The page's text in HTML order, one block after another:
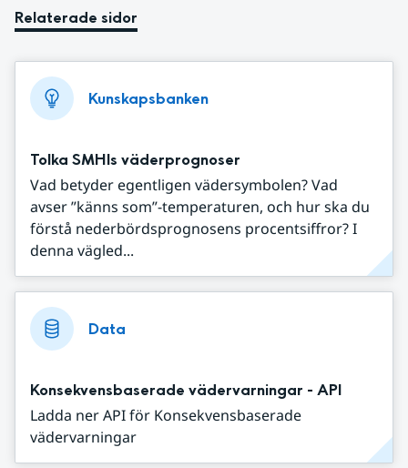
Relaterade sidor
Kunskapsbanken
Tolka SMHIs väderprognoser
Vad betyder egentligen vädersymbolen? Vad
avser ”känns som”-temperaturen, och hur ska du
förstå nederbördsprognosens procentsiffror? I
denna vägled...
Data
Konsekvensbaserade vädervarningar - API
Ladda ner API för Konsekvensbaserade
vädervarningar